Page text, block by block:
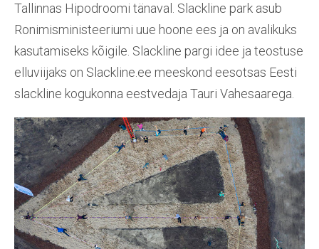
Tallinnas Hipodroomi tänaval. Slackline park asub
Ronimisministeeriumi uue hoone ees ja on avalikuks
kasutamiseks kõigile. Slackline pargi idee ja teostuse
elluviijaks on Slackline.ee meeskond eesotsas Eesti
slackline kogukonna eestvedaja Tauri Vahesaarega.